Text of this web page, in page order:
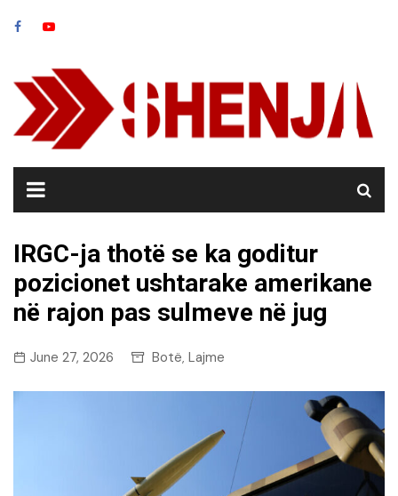
IRGC-ja thotë se ka goditur
pozicionet ushtarake amerikane
në rajon pas sulmeve në jug
June 27, 2026 Botë, Lajme